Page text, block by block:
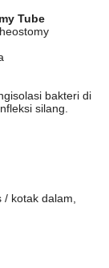
Tube
bakteri di
silang.
kotak dalam,